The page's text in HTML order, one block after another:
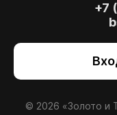
+7
© 2026 «Золото и
также для
сайт, вы даете